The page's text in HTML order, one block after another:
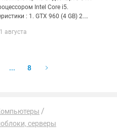
Intel Core i5.
: 1. GTX 960 (4 GB) 2.
памяти 8 GB 4.
августа
... 8
серверы